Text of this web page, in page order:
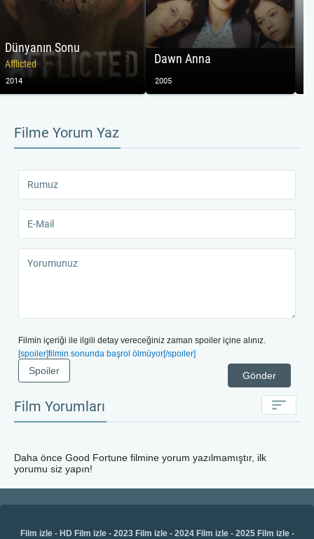
Dünyanın Sonu
Afflicted
2014
Dawn Anna
2005
Filme Yorum Yaz
Filmin içeriği ile ilgili detay vereceğiniz zaman spoiler içine alınız.
[spoiler]filmin sonunda başrol ölmüyor[/spoiler]
Gönder
Spoiler
Film Yorumları
Daha önce Good Fortune filmine yorum yazılmamıştır, ilk
yorumu siz yapın!
Film izle- HD Film izle- 2023 Film izle- 2024 Film izle- 2025 Film izle-